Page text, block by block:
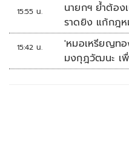
15:55 น.
นายกฯ ย้ำต้อง
ราดยิง แก้กฎห
เพิ่ม
15:42 น.
'หมอเหรียญทอ
มงกุฎวัฒนะ เ
ภายในรพ.